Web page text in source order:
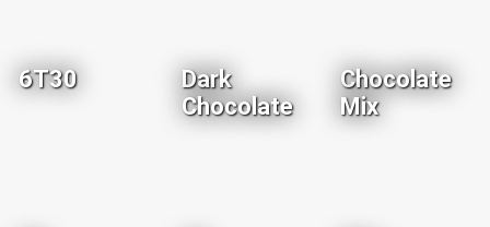
6T30
Dark
Chocolate
Chocolate
Mix